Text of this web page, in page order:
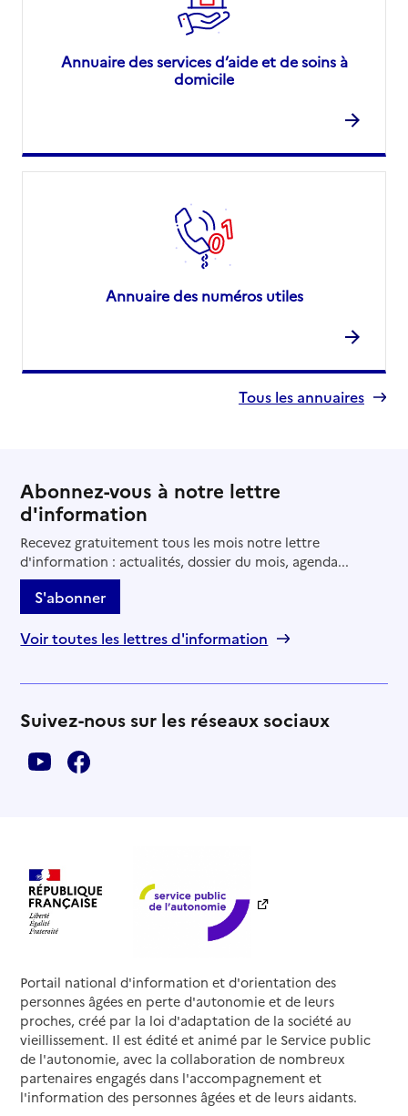
Annuaire des services d’aide et de soins à
domicile
Annuaire des numéros utiles
Tous les annuaires
Abonnez-vous à notre lettre
d'information
Recevez gratuitement tous les mois notre lettre
d'information : actualités, dossier du mois, agenda...
S'abonner
Voir toutes les lettres d'information
Suivez-nous sur les réseaux sociaux
Portail national d'information et d'orientation des
personnes âgées en perte d'autonomie et de leurs
proches, créé par la loi d'adaptation de la société au
vieillissement. Il est édité et animé par le Service public
de l'autonomie, avec la collaboration de nombreux
partenaires engagés dans l'accompagnement et
l'information des personnes âgées et de leurs aidants.